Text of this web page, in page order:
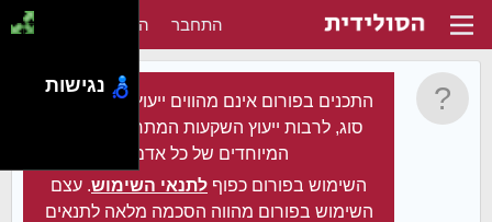
התחבר הירשם
התכנים בפורום אינם מהווים ייעוץ מקצועי מכל
סוג, לרבות ייעוץ השקעות המתחשב בצרכיו
המיוחדים של כל אדם.
השימוש בפורום כפוף לתנאי השימוש. עצם
השימוש בפורום מהווה הסכמה מלאה לתנאים
נגישות